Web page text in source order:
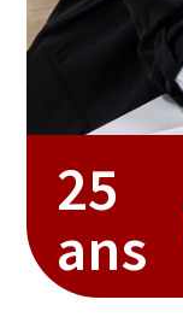
25
ans